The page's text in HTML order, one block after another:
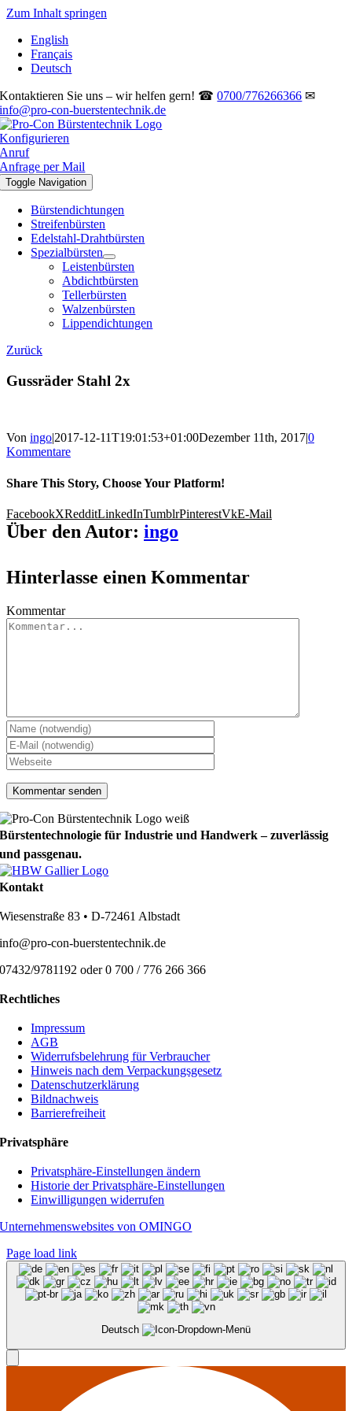
Zum Inhalt springen
English
Français
Deutsch
Kontaktieren Sie uns – wir helfen gern! ☎0700/776266366 ✉
info@pro-con-buerstentechnik.de
Konfigurieren
Anruf
Anfrage per Mail
Toggle Navigation
Bürstendichtungen
Streifenbürsten
Edelstahl-Drahtbürsten
Spezialbürsten
Leistenbürsten
Abdichtbürsten
Tellerbürsten
Walzenbürsten
Lippendichtungen
Zurück
Gussräder Stahl 2x
Von ingo|2017-12-11T19:01:53+01:00Dezember 11th, 2017|0
Kommentare
Share This Story, Choose Your Platform!
FacebookXRedditLinkedInTumblrPinterestVkE-Mail
Über den Autor: ingo
Hinterlasse einen Kommentar
Kommentar
Bürstentechnologie für Industrie und Handwerk – zuverlässig
und passgenau.
Kontakt
Wiesenstraße 83 • D-72461 Albstadt
info@pro-con-buerstentechnik.de
07432/9781192 oder 0 700 / 776 266 366
Rechtliches
Impressum
AGB
Widerrufsbelehrung für Verbraucher
Hinweis nach dem Verpackungsgesetz
Datenschutzerklärung
Bildnachweis
Barrierefreiheit
Privatsphäre
Privatsphäre-Einstellungen ändern
Historie der Privatsphäre-Einstellungen
Einwilligungen widerrufen
Unternehmenswebsites von OMINGO
Page load link
Deutsch